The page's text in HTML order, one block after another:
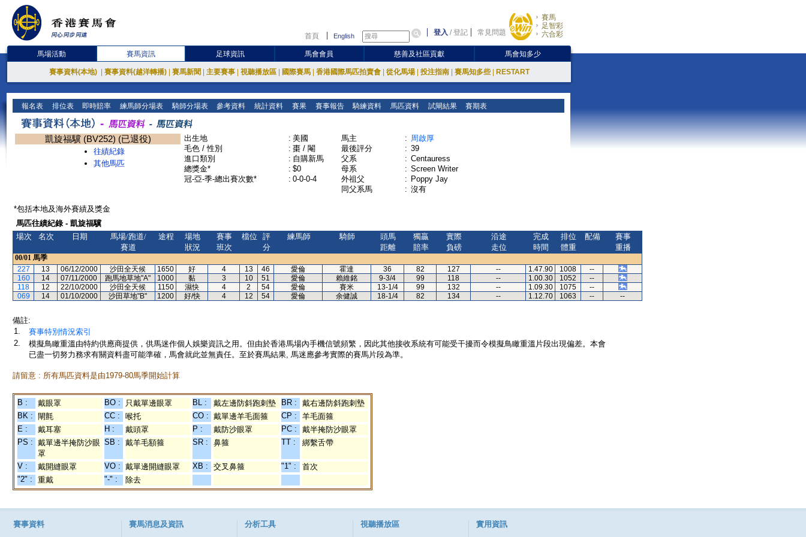
首頁 English 登入 /登記 常見問題
賽馬
足智彩
六合彩
馬場活動 賽馬資訊 足球資訊 馬會會員 慈善及社區貢獻 馬會知多少
賽事資料(本地) 賽事資料(越洋轉播) 賽馬新聞 主要賽事 視聽播放區 國際賽馬 香港國際馬匹拍賣會 從化馬場 投注指南 賽馬知多些 RESTART
報名表 排位表 即時賠率 練馬師分場表 騎師分場表 參考資料 統計資料 賽果 賽事報告 騎練資料 馬匹資料 試閘結果 賽期表
凱旋福驥 (BV252) (已退役)
往績紀錄
其他馬匹
出生地 : 美國
毛色 / 性別
: 棗 / 閹
進口類別
: 自購新馬
總獎金*
: $0
冠-亞-季-總出賽次數*
: 0-0-0-4
馬主 : 周啟厚
最後評分
: 39
父系
: Centauress
母系
: Screen Writer
外祖父
: Poppy Jay
同父系馬
: 沒有
*包括本地及海外賽績及獎金
馬匹往績紀錄 - 凱旋福驥
場次
名次 日期
馬場/跑道/
賽道
途程
場地
狀況
賽事
班次
檔位
評
分
練馬師 騎師
頭馬
距離
獨贏
賠率
實際
負磅
沿途
走位
完成
時間
排位
體重
配備
賽事
重播
00/01 馬季
227
13 06/12/2000 沙田全天候 1650 好 4 13 46 愛倫 霍達 36 82 127 -- 1.47.90 1008
--
160
14 07/11/2000 跑馬地草地"A" 1000 黏 3 10 51 愛倫 賴維銘 9-3/4 99 118 -- 1.00.30 1052
--
118
12 22/10/2000 沙田全天候 1150 濕快 4 2 54 愛倫 賽米 13-1/4 99 132 -- 1.09.30 1075
--
069
14 01/10/2000 沙田草地"B" 1200 好/快 4 12 54 愛倫 余健誠 18-1/4 82 134 -- 1.12.70 1063 -- --
備註:
1.
賽事特別情況索引
2.
模擬鳥瞰重溫由特約供應商提供，供馬迷作個人娛樂資訊之用。但由於香港馬場內手機信號頻繁，因此其他接收系統有可能受干擾而令模擬鳥瞰重溫片段出現偏差。本會
已盡一切努力務求有關資料盡可能準確，馬會就此並無責任。至於賽馬結果, 馬迷應參考實際的賽馬片段為準。
請留意 : 所有馬匹資料是由1979-80馬季開始計算
B : 戴眼罩 BO : 只戴單邊眼罩 BL : 戴左邊防斜跑刺墊 BR :
戴右邊防斜跑刺墊
BK :
閘氈 CC : 喉托 CO : 戴單邊羊毛面箍 CP :
羊毛面箍
E :
戴耳塞 H : 戴頭罩 P : 戴防沙眼罩 PC :
戴半掩防沙眼罩
PS : 戴單邊半掩防沙眼
罩
SB : 戴羊毛額箍 SR : 鼻箍 TT : 綁繫舌帶
V : 戴開縫眼罩 VO : 戴單邊開縫眼罩 XB : 交叉鼻箍 "1" :
首次
"2" :
重戴 "-" : 除去
賽事資料 賽馬消息及資訊 分析工具 視聽播放區 實用資訊